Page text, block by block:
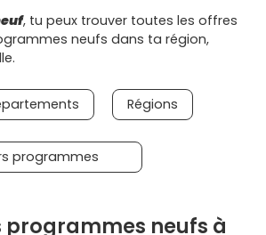
, tu peux trouver toutes les offres
neufs dans ta région,
Régions
programmes
programmes neufs à